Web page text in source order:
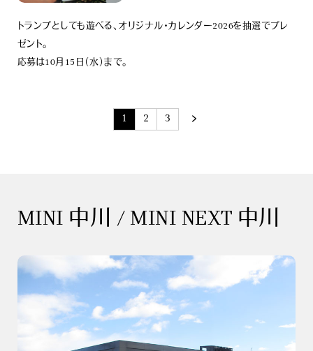
トランプとしても遊べる、オリジナル・カレンダー2026を抽選でプレ
ゼント。
応募は10月15日（水）まで。
1 2 3
MINI 中川 / MINI NEXT 中川